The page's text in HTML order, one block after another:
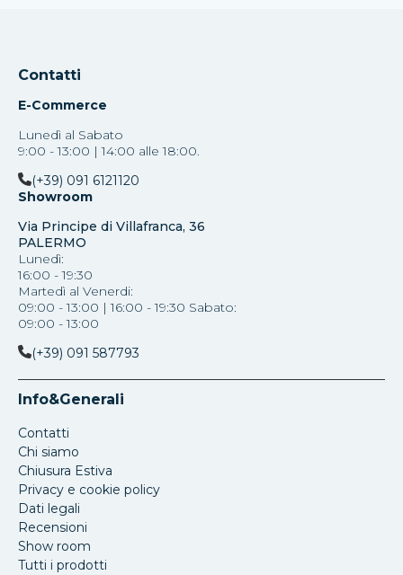
Contatti
E-Commerce
Lunedì al Sabato
9:00 - 13:00 | 14:00 alle 18:00.
(+39) 091 6121120
Showroom
Via Principe di Villafranca, 36
PALERMO
Lunedì:
16:00 - 19:30
Martedì al Venerdi:
09:00 - 13:00 | 16:00 - 19:30 Sabato:
09:00 - 13:00
(+39) 091 587793
Info&Generali
Contatti
Chi siamo
Chiusura Estiva
Privacy e cookie policy
Dati legali
Recensioni
Show room
Tutti i prodotti